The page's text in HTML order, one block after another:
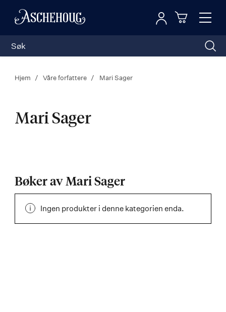
Toggle
Logg inn
Hjem Våre forfattere Mari Sager
Mari Sager
Bøker av Mari Sager
Ingen produkter i denne kategorien enda.